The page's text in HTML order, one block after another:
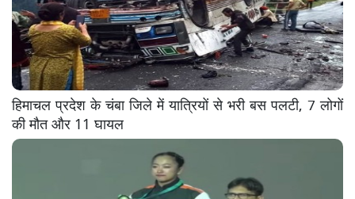
हिमाचल प्रदेश के चंबा जिले में यात्रियों से भरी बस पलटी, 7 लोगों
की मौत और 11 घायल